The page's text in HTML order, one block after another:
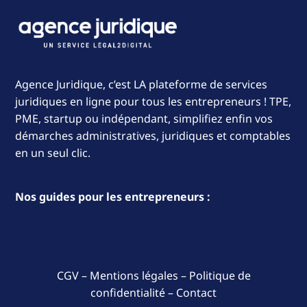
janvier 2021.
Imposition au taux de 28 %
Imposition au taux de 31 %(Bénéfices > 500 000
000 € )
aucun document à imprimer! Tout le dossier sera
Agence Juridique, c’est LA plateforme de services
juridiques en ligne pour tous les entrepreneurs ! TPE,
PME, startup ou indépendant, simplifiez enfin vos
démarches administratives, juridiques et comptables
en un seul clic.
Nos guides pour les entrepreneurs :
CGV– Mentions légales – Politique de
confidentialité– Contact